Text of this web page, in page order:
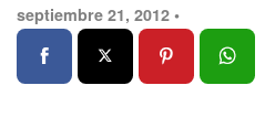
septiembre 21, 2012 •